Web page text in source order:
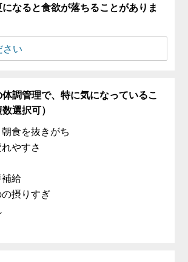
なると食欲が落ちることがありま
調管理で、特に気になっているこ
選択可）
食を抜きがち
やすさ
補給
摂りすぎ